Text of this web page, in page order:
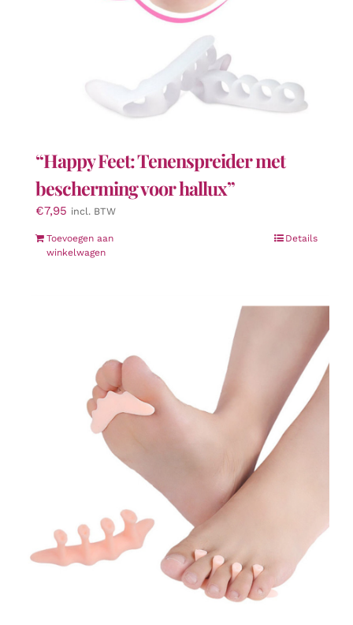
“Happy Feet: Tenenspreider met
bescherming voor hallux”
€7,95 incl. BTW
Toevoegen aan
winkelwagen
Details